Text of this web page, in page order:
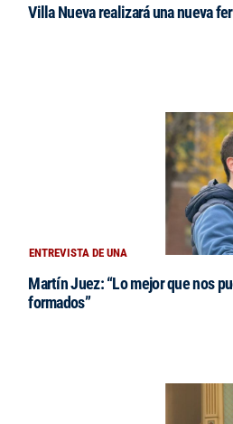
Villa Nueva realizará una nueva
ENTREVISTA DE UNA
Martín Juez: “Lo mejor que nos
formados”